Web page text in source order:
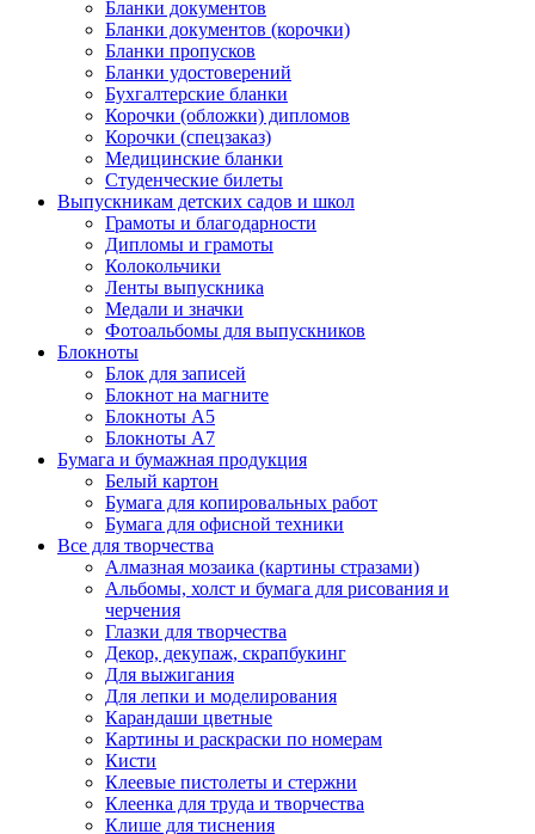
Бланки документов
Бланки документов (корочки)
Бланки пропусков
Бланки удостоверений
Бухгалтерские бланки
Корочки (обложки) дипломов
Корочки (спецзаказ)
Медицинские бланки
Студенческие билеты
Выпускникам детских садов и школ
Грамоты и благодарности
Дипломы и грамоты
Колокольчики
Ленты выпускника
Медали и значки
Фотоальбомы для выпускников
Блокноты
Блок для записей
Блокнот на магните
Блокноты А5
Блокноты А7
Бумага и бумажная продукция
Белый картон
Бумага для копировальных работ
Бумага для офисной техники
Все для творчества
Алмазная мозаика (картины стразами)
Альбомы, холст и бумага для рисования и
черчения
Глазки для творчества
Декор, декупаж, скрапбукинг
Для выжигания
Для лепки и моделирования
Карандаши цветные
Картины и раскраски по номерам
Кисти
Клеевые пистолеты и стержни
Клеенка для труда и творчества
Клише для тиснения